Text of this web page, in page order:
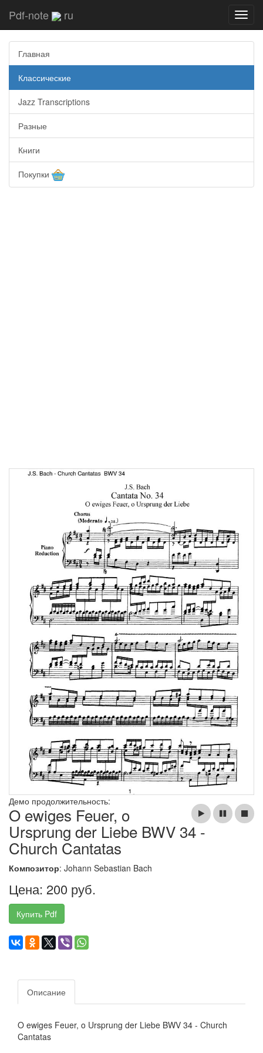
Pdf-note ru
Главная
Классические
Jazz Transcriptions
Разные
Книги
Покупки
Демо продолжительность:
O ewiges Feuer, o
Ursprung der Liebe BWV 34 -
Church Cantatas
Композитор: Johann Sebastian Bach
Цена: 200 руб.
Купить Pdf
Описание
O ewiges Feuer, o Ursprung der Liebe BWV 34 - Church
Cantatas